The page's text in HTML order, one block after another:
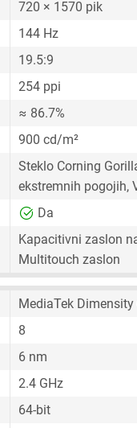
720 × 1570 pik
144 Hz
19.5:9
254 ppi
≈ 86.7%
900 cd/m²
Steklo Corning
ekstremnih pogojih,
Da
Kapacitivni zaslon
Multitouch zaslon
MediaTek Dimensity
8
6 nm
2.4 GHz
64-bit